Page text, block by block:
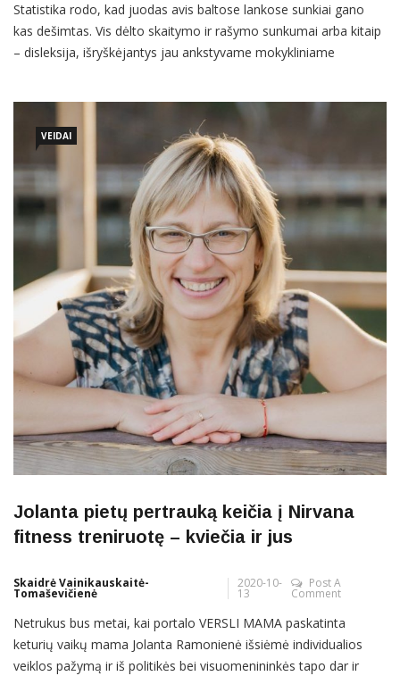
Statistika rodo, kad juodas avis baltose lankose sunkiai gano
kas dešimtas. Vis dėlto skaitymo ir rašymo sunkumai arba kitaip
– disleksija, išryškėjantys jau ankstyvame mokykliniame
skaitymas ir rašymas yra viso labo mokyklinio lygio
VEIDAI
Jolanta pietų pertrauką keičia į Nirvana
fitness treniruotę – kviečia ir jus
Skaidrė Vainikauskaitė-
Tomaševičienė
2020-10-
13
Post A
Comment
Netrukus bus metai, kai portalo VERSLI MAMA paskatinta
keturių vaikų mama Jolanta Ramonienė išsiėmė individualios
veiklos pažymą ir iš politikės bei visuomenininkės tapo dar ir